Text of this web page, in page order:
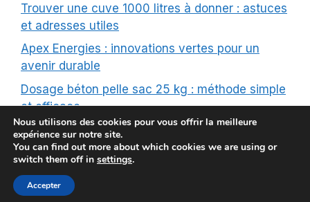
Trouver une cuve 1000 litres à donner : astuces
et adresses utiles
Apex Energies : innovations vertes pour un
avenir durable
Dosage béton pelle sac 25 kg : méthode simple
et efficace
Nous utilisons des cookies pour vous offrir la meilleure
expérience sur notre site.
You can find out more about which cookies we are using or
switch them off in settings.
Accepter